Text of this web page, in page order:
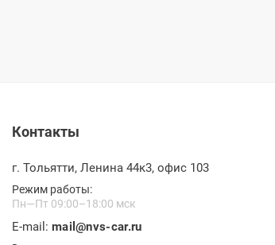
Контакты
г. Тольятти, Ленина 44к3, офис 103
Режим работы:
Пн—Пт 09:00–18:00 мск
E-mail: mail@nvs-car.ru